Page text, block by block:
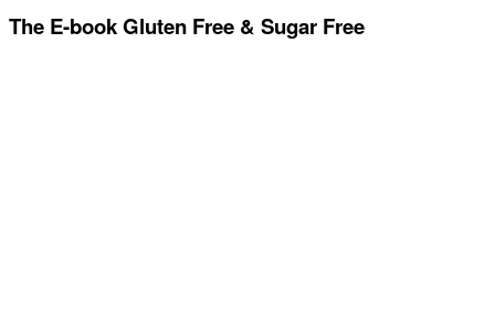
The E-book Gluten Free & Sugar Free